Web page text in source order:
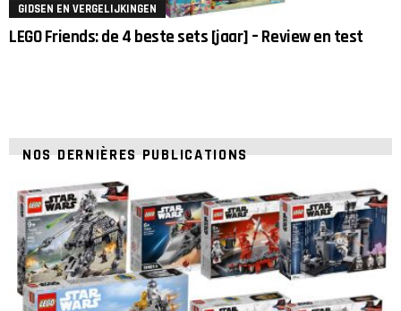
GIDSEN EN VERGELIJKINGEN
LEGO Friends: de 4 beste sets [jaar] – Review en test
NOS DERNIÈRES PUBLICATIONS